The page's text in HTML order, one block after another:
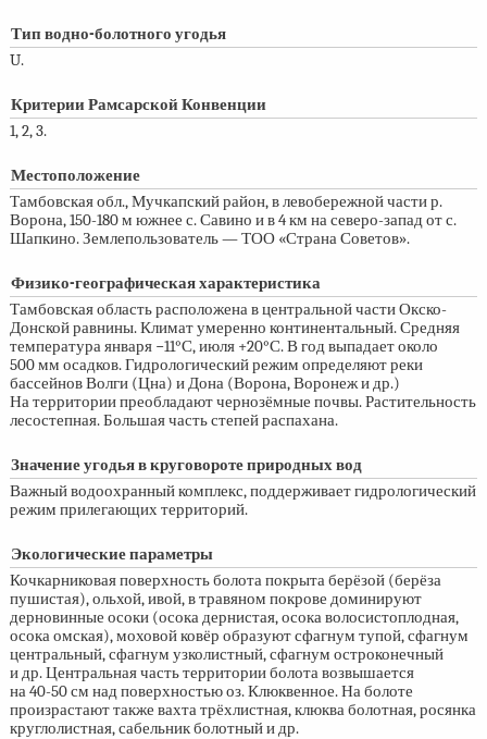
Тип водно-болотного угодья
U.
Критерии Рамсарской Конвенции
1, 2, 3.
Местоположение
Тамбовская обл., Мучкапский район, в левобережной части р.
Ворона,150-180 м южнее с. Савино и в 4 км на северо-запад от с.
Шапкино. Землепользователь — ТОО «Страна Советов».
Физико-географическая характеристика
Тамбовская область расположена в центральной части Окско-
Донской равнины. Климат умеренно континентальный. Средняя
температура января −11°С, июля +20°С. В год выпадает около
500 мм осадков. Гидрологический режим определяют реки
бассейнов Волги (Цна) и Дона (Ворона, Воронеж и др.)
На территории преобладают чернозёмные почвы. Растительность
лесостепная. Большая часть степей распахана.
Значение угодья в круговороте природных вод
Важный водоохранный комплекс, поддерживает гидрологический
режим прилегающих территорий.
Экологические параметры
Кочкарниковая поверхность болота покрыта берёзой (берёза
пушистая), ольхой, ивой, в травяном покрове доминируют
дерновинные осоки (осока дернистая, осока волосистоплодная,
осока омская), моховой ковёр образуют сфагнум тупой, сфагнум
центральный, сфагнум узколистный, сфагнум остроконечный
и др. Центральная часть территории болота возвышается
на40-50 см над поверхностью оз. Клюквенное. На болоте
произрастают также вахта трёхлистная, клюква болотная, росянка
круглолистная, сабельник болотный и др.